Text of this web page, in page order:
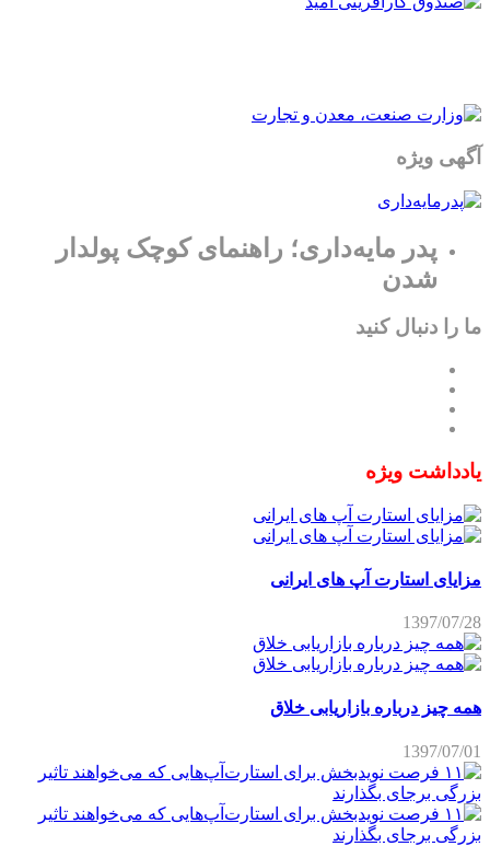
آگهی ویژه
پدر مایه‌داری؛ راهنمای کوچک پولدار
شدن
ما را دنبال کنید
یادداشت ویژه
مزایای استارت آپ های ایرانی
1397/07/28
همه چیز درباره بازاریابی خلاق
1397/07/01